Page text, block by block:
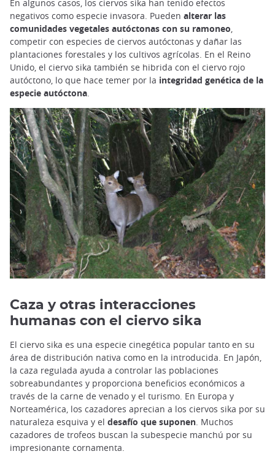
En algunos casos, los ciervos sika han tenido efectos
negativos como especie invasora. Pueden alterar las
comunidades vegetales autóctonas con su ramoneo,
competir con especies de ciervos autóctonas y dañar las
plantaciones forestales y los cultivos agrícolas. En el Reino
Unido, el ciervo sika también se hibrida con el ciervo rojo
autóctono, lo que hace temer por la integridad genética de la
especie autóctona.
Caza y otras interacciones
humanas con el ciervo sika
El ciervo sika es una especie cinegética popular tanto en su
área de distribución nativa como en la introducida. En Japón,
la caza regulada ayuda a controlar las poblaciones
sobreabundantes y proporciona beneficios económicos a
través de la carne de venado y el turismo. En Europa y
Norteamérica, los cazadores aprecian a los ciervos sika por su
naturaleza esquiva y el desafío que suponen. Muchos
cazadores de trofeos buscan la subespecie manchú por su
impresionante cornamenta.